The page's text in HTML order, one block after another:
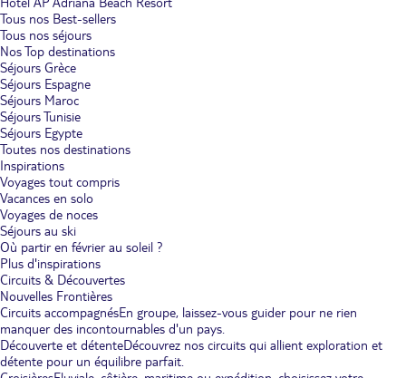
Tous nos Best-sellers
Tous nos séjours
Nos Top destinations
Séjours Grèce
Séjours Espagne
Séjours Maroc
Séjours Tunisie
Séjours Egypte
Toutes nos destinations
Inspirations
Voyages tout compris
Vacances en solo
Voyages de noces
Séjours au ski
Où partir en février au soleil ?
Plus d'inspirations
Circuits & Découvertes
Nouvelles Frontières
Circuits accompagnésEn groupe, laissez-vous guider pour ne rien
manquer des incontournables d'un pays.
Découverte et détenteDécouvrez nos circuits qui allient exploration et
détente pour un équilibre parfait.